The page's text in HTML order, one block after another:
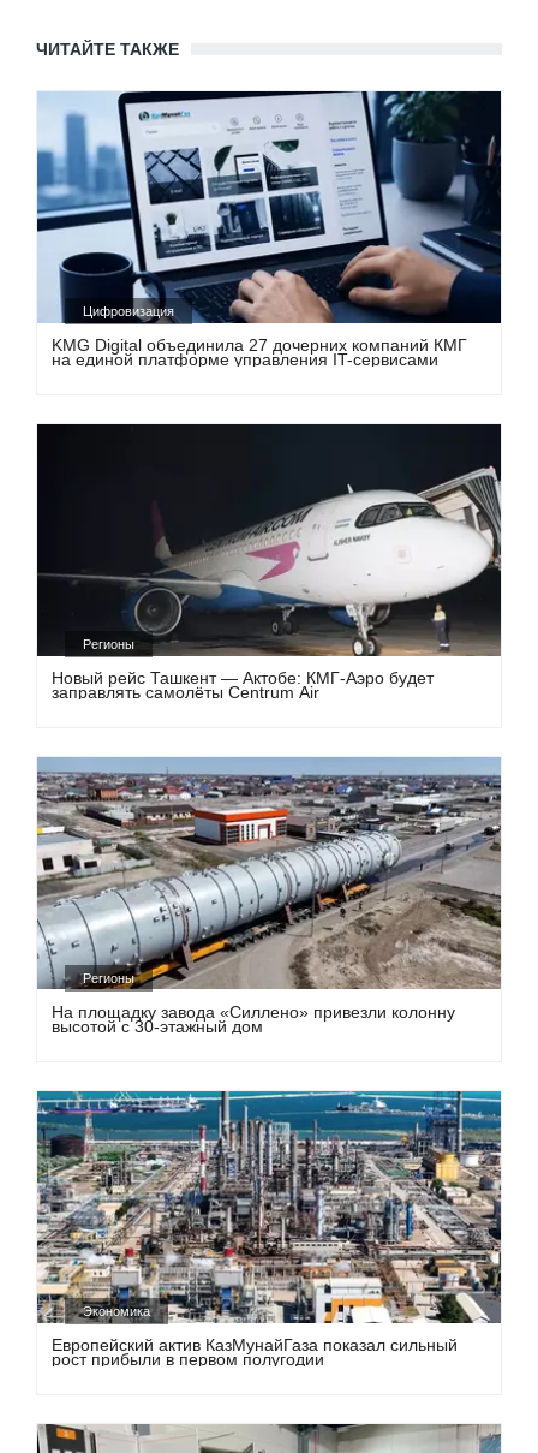
ЧИТАЙТЕ ТАКЖЕ
Цифровизация
KMG Digital объединила 27 дочерних компаний КМГ
на единой платформе управления IT-сервисами
Регионы
Новый рейс Ташкент — Актобе: КМГ-Аэро будет
заправлять самолёты Centrum Air
Регионы
На площадку завода «Силлено» привезли колонну
высотой с 30-этажный дом
Экономика
Европейский актив КазМунайГаза показал сильный
рост прибыли в первом полугодии